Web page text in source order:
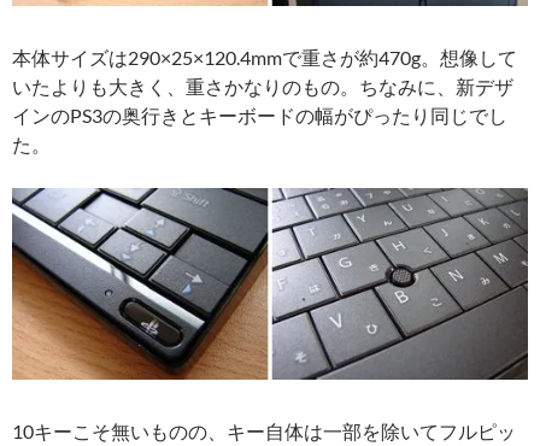
本体サイズは290×25×120.4mmで重さが約470g。想像して
いたよりも大きく、重さかなりのもの。ちなみに、新デザ
インのPS3の奥行きとキーボードの幅がぴったり同じでし
た。
10キーこそ無いものの、キー自体は一部を除いてフルピッ